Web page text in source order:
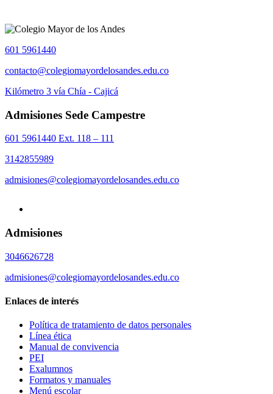
601 5961440
contacto@colegiomayordelosandes.edu.co
Kilómetro 3 vía Chía - Cajicá
Admisiones Sede Campestre
601 5961440 Ext. 118 – 111
3142855989
admisiones@colegiomayordelosandes.edu.co
Admisiones
3046626728
admisiones@colegiomayordelosandes.edu.co
Enlaces de interés
Política de tratamiento de datos personales
Línea ética
Manual de convivencia
PEI
Exalumnos
Formatos y manuales
Menú escolar